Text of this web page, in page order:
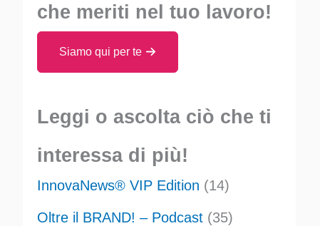
che meriti nel tuo lavoro!
Siamo qui per te
Leggi o ascolta ciò che ti
interessa di più!
InnovaNews® VIP Edition (14)
Oltre il BRAND! – Podcast(35)